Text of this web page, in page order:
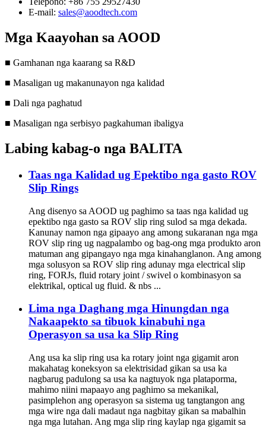
E-mail: sales@aoodtech.com
Mga Kaayohan sa AOOD
■ Gamhanan nga kaarang sa R&D
■ Masaligan ug makanunayon nga kalidad
■ Dali nga paghatud
■ Masaligan nga serbisyo pagkahuman ibaligya
Labing kabag-o nga BALITA
Taas nga Kalidad ug Epektibo nga gasto ROV
Slip Rings
Ang disenyo sa AOOD ug paghimo sa taas nga kalidad ug
epektibo nga gasto sa ROV slip ring sulod sa mga dekada.
Kanunay namon nga gipaayo ang among sukaranan nga mga
ROV slip ring ug nagpalambo og bag-ong mga produkto aron
matuman ang gipangayo nga mga kinahanglanon. Ang among
mga solusyon sa ROV slip ring adunay mga electrical slip
ring, FORJs, fluid rotary joint / swivel o kombinasyon sa
elektrikal, optical ug fluid. & nbs ...
Lima nga Daghang mga Hinungdan nga
Nakaapekto sa tibuok kinabuhi nga
Operasyon sa usa ka Slip Ring
Ang usa ka slip ring usa ka rotary joint nga gigamit aron
makahatag koneksyon sa elektrisidad gikan sa usa ka
nagbarug padulong sa usa ka nagtuyok nga plataporma,
mahimo niini mapaayo ang paghimo sa mekanikal,
pasimplehon ang operasyon sa sistema ug tangtangon ang
mga wire nga dali madaut nga nagbitay gikan sa mabalhin
nga mga lutahan. Ang mga slip ring kaylap nga gigamit sa